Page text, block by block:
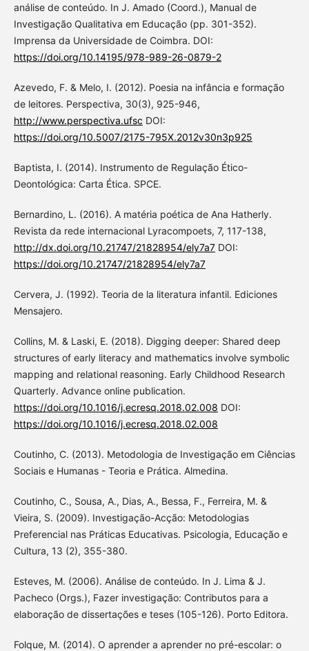
análise de conteúdo. In J. Amado (Coord.), Manual de
Investigação Qualitativa em Educação (pp. 301-352).
Imprensa da Universidade de Coimbra. DOI:
https://doi.org/10.14195/978-989-26-0879-2
Azevedo, F. & Melo, I. (2012). Poesia na infância e formação
de leitores. Perspectiva, 30(3), 925-946,
http://www.perspectiva.ufsc DOI:
https://doi.org/10.5007/2175-795X.2012v30n3p925
Baptista, I. (2014). Instrumento de Regulação Ético-
Deontológica: Carta Ética. SPCE.
Bernardino, L. (2016). A matéria poética de Ana Hatherly.
Revista da rede internacional Lyracompoets, 7, 117-138,
http://dx.doi.org/10.21747/21828954/ely7a7DOI:
https://doi.org/10.21747/21828954/ely7a7
Cervera, J. (1992). Teoria de la literatura infantil. Ediciones
Mensajero.
Collins, M. & Laski, E. (2018). Digging deeper: Shared deep
structures of early literacy and mathematics involve symbolic
mapping and relational reasoning. Early Childhood Research
Quarterly. Advance online publication.
https://doi.org/10.1016/j.ecresq.2018.02.008 DOI:
https://doi.org/10.1016/j.ecresq.2018.02.008
Coutinho, C. (2013). Metodologia de Investigação em Ciências
Sociais e Humanas - Teoria e Prática. Almedina.
Coutinho, C., Sousa, A., Dias, A., Bessa, F., Ferreira, M. &
Vieira, S. (2009). Investigação-Acção: Metodologias
Preferencial nas Práticas Educativas. Psicologia, Educação e
Cultura, 13 (2), 355-380.
Esteves, M. (2006). Análise de conteúdo. In J. Lima & J.
Pacheco (Orgs.), Fazer investigação: Contributos para a
elaboração de dissertações e teses (105-126). Porto Editora.
Folque, M. (2014). O aprender a aprender no pré-escolar: o